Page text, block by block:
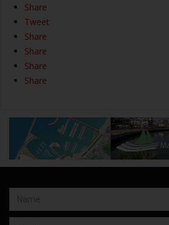
Share
Tweet
Share
Share
Share
Share